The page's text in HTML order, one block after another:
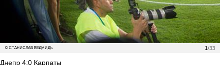
1/33
© СТАНИСЛАВ ВЕДМИДЬ
Днепр 4:0 Карпаты